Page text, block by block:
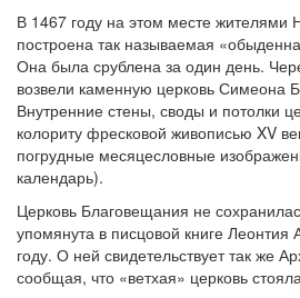
В 1467 году на этом месте жителями
построена так называемая
Она была срублена за один день.
возвели каменную церковь Симеона
Внутренние стены, своды и потолки
колориту фресковой живописью XV
погрудные месяцесловные
календарь).
Церковь Благовещания не
упомянута в писцовой книге
году. О ней свидетельствует так же
сообщая, что «ветхая» церковь